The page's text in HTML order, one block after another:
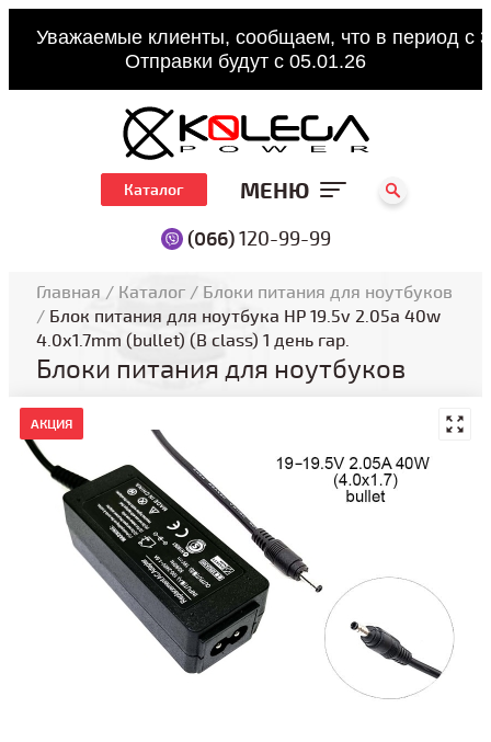
Уважаемые клиенты, сообщаем, что в период с
Отправки будут с 05.01.26
(066)120-99-99
Каталог МЕНЮ
Главная / Каталог / Блоки питания для ноутбуков
/ Блок питания для ноутбука HP 19.5v 2.05a 40w
4.0x1.7mm (bullet) (B class) 1 день гар.
Блоки питания для ноутбуков
АКЦИЯ